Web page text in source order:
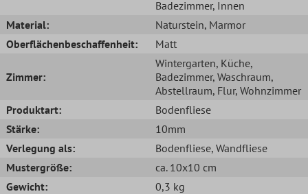
Badezimmer, Innen
Material:
Naturstein, Marmor
Oberflächenbeschaffenheit:
Matt
Zimmer:
Wintergarten, Küche,
Badezimmer, Waschraum,
Abstellraum, Flur, Wohnzimmer
Produktart:
Bodenfliese
Stärke:
10mm
Verlegung als:
Bodenfliese, Wandfliese
Mustergröße:
ca. 10x10 cm
Gewicht:
0,3 kg